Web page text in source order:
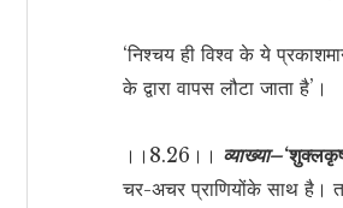
‘निश्चय ही विश्व के ये
के द्वारा वापस लौटा जाता है’।
।।8.26।। व्याख्या–
चर-अचर प्राणियोंके साथ है।